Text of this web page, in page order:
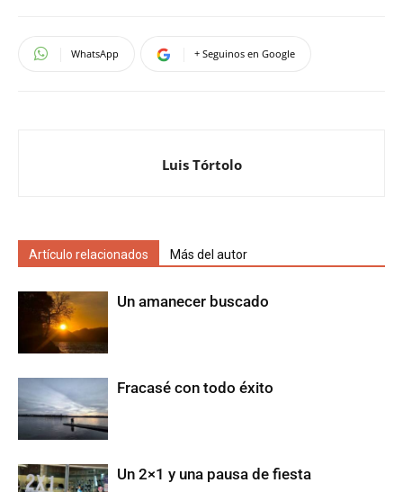
WhatsApp + Seguinos en Google
Luis Tórtolo
Artículo relacionados Más del autor
Un amanecer buscado
Fracasé con todo éxito
Un 2×1 y una pausa de fiesta